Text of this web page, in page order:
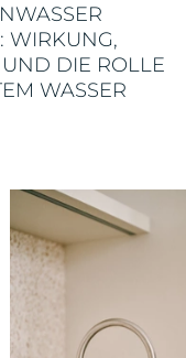
WIRKUNG,
DIE ROLLE
WASSER